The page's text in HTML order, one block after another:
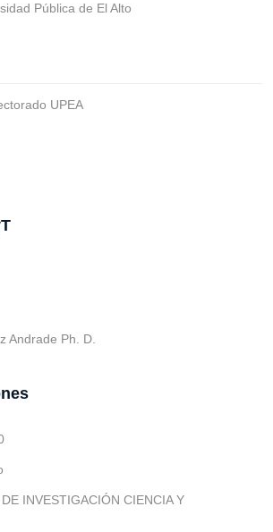
Pública de El Alto
UPEA
Andrade Ph. D.
INVESTIGACIÓN CIENCIA Y